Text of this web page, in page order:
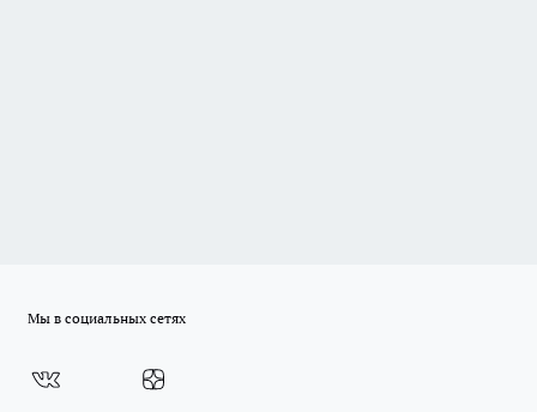
Мы в социальных сетях